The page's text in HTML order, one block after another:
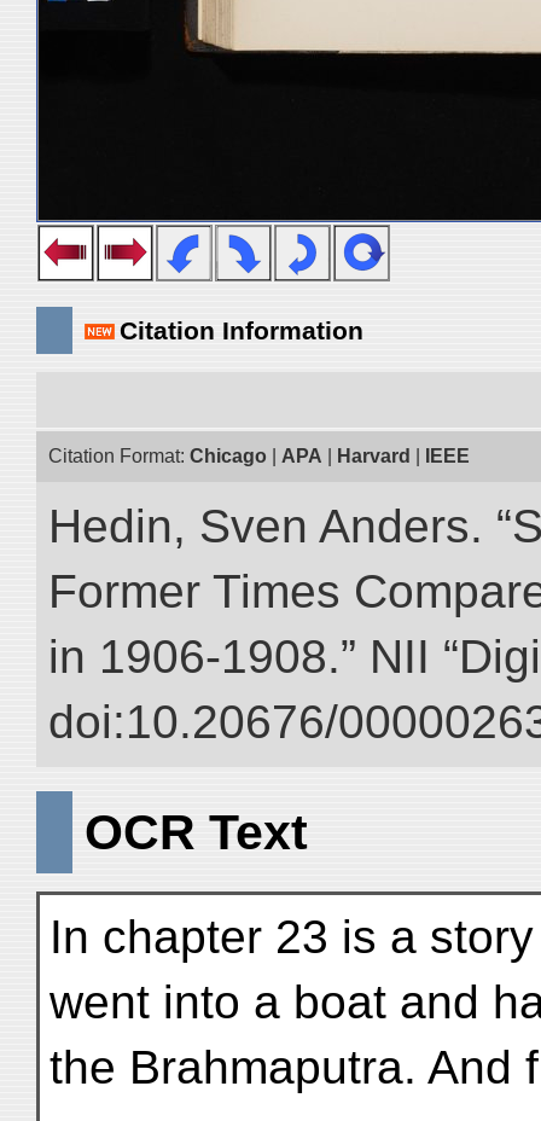
Citation Information
Citation Format: Chicago APA Harvard IEEE
Hedin, Sven Anders.
Former Times
in 1906-1908.” NII
doi:10.20676/
OCR Text
In chapter 23 is a
went into a boat and
the Brahmaputra. And